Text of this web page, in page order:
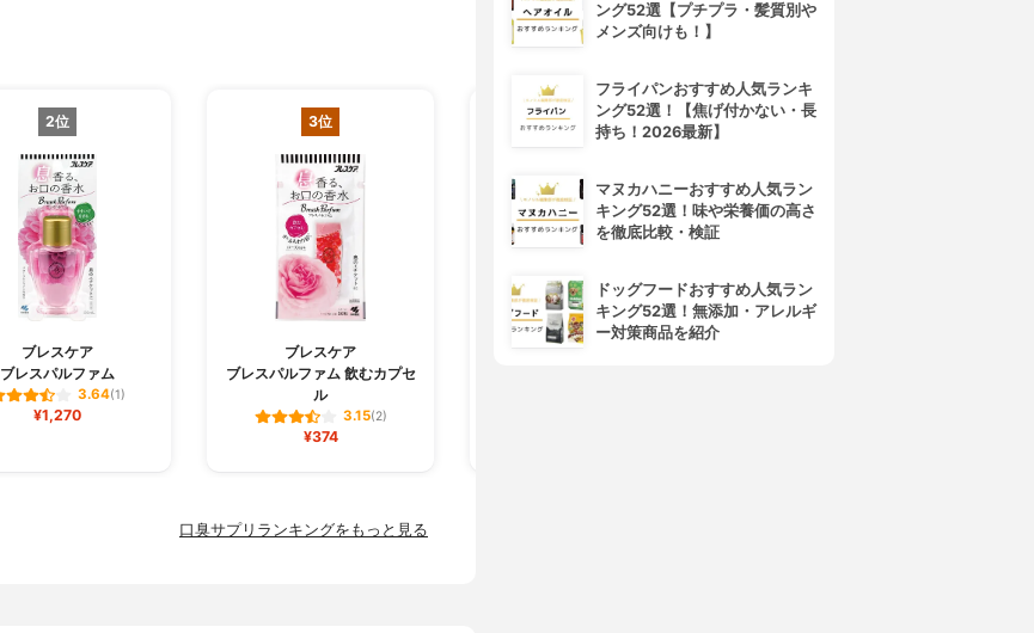
2位
ブレスケア
ブレスパルファム
3.64(1)
¥1,270
3位
ブレスケア
ブレスパルファム 飲むカプセ
ル
3.15(2)
¥374
4位
口臭サプリランキングをもっと見る
ング52選【プチプラ・髪質別や
メンズ向けも！】
フライパンおすすめ人気ランキ
ング52選！【焦げ付かない・長
持ち！2026最新】
マヌカハニーおすすめ人気ラン
キング52選！味や栄養価の高さ
を徹底比較・検証
ドッグフードおすすめ人気ラン
キング52選！無添加・アレルギ
ー対策商品を紹介